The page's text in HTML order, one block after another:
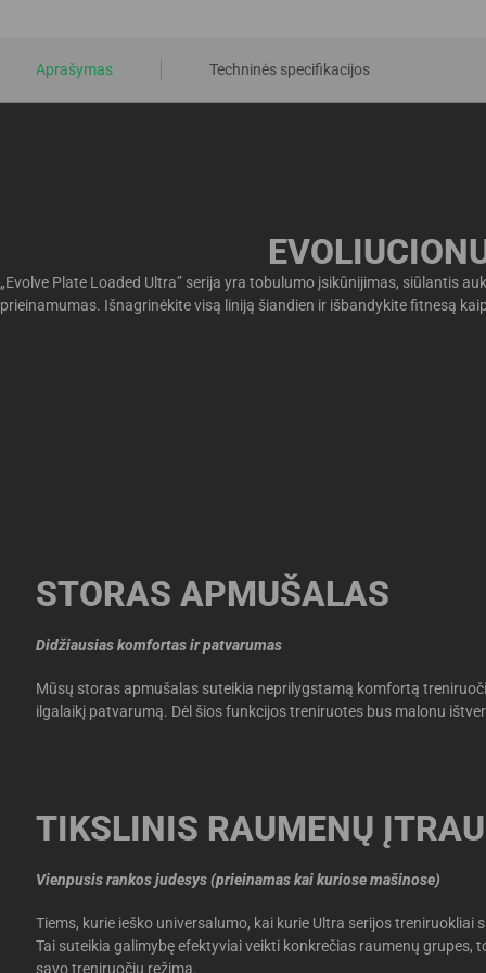
Aprašymas Techninės specifikacijos
„Evolve Plate Loaded Ultra” serija yra tobulumo įsikūnijimas, siūlantis
prieinamumas. Išnagrinėkite visą liniją šiandien ir išbandykite fitnesą
STORAS APMUŠALAS
Didžiausias komfortas ir patvarumas
Mūsų storas apmušalas suteikia neprilygstamą komfortą
ilgalaikį patvarumą. Dėl šios funkcijos treniruotes bus malonu
TIKSLINIS RAUMENŲ
Vienpusis rankos judesys (prieinamas kai kuriose mašinose)
Tiems, kurie ieško universalumo, kai kurie Ultra serijos treniruokliai
Tai suteikia galimybę efektyviai veikti konkrečias raumenų grupes,
savo treniruočių režimą.